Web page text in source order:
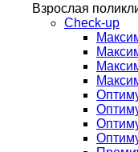
Взрослая
Check-up